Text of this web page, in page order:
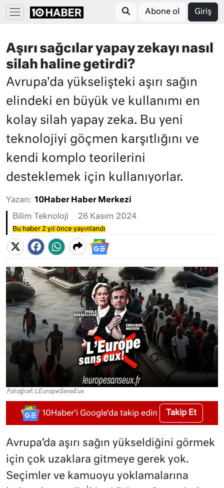
Abone ol Giriş
Aşırı sağcılar yapay zekayı nasıl
silah haline getirdi?
Avrupa'da yükselişteki aşırı sağın
elindeki en büyük ve kullanımı en
kolay silah yapay zeka. Bu yeni
teknolojiyi göçmen karşıtlığını ve
kendi komplo teorilerini
desteklemek için kullanıyorlar.
Yazan: 10Haber Haber Merkezi
Bilim Teknoloji 26 Kasım 2024
Bu haber 2 yıl önce yayınlandı
Fotoğraf: LEuropeSansEux
10Haber'i Google'da takip edin Takip Et
Avrupa’da aşırı sağın yükseldiğini görmek
için çok uzaklara gitmeye gerek yok.
Seçimler ve kamuoyu yoklamalarına